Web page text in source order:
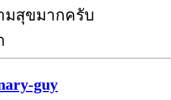
มสุขมากครับ
guy